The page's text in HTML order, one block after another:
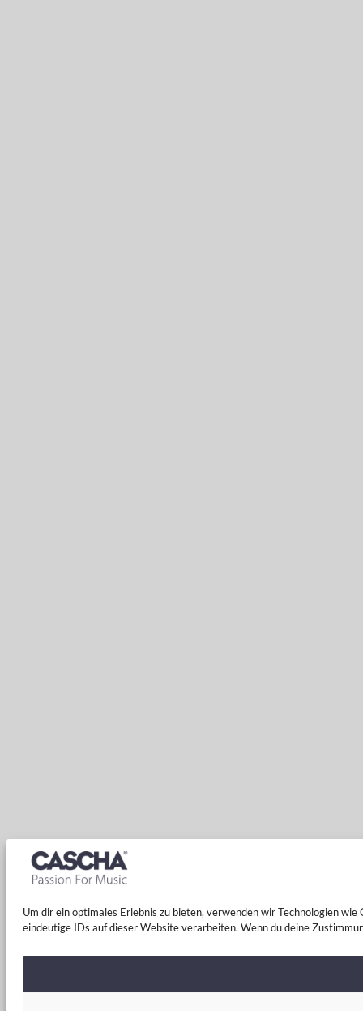
Um dir ein optimales Erlebnis zu bieten, verwenden wir Technologien
eindeutige IDs auf dieser Website verarbeiten. Wenn du deine